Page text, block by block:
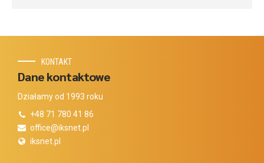
Projektując rozwiązania chmurowe korzystamy zarówno
z dostępnych publicznych chmur jak i wdrażamy rozwiązania
typu „private cloud” w celu zapewnienia maksymalnego
poziomu ochrony przetwarzanych danych.
KONTAKT
Dane kontaktowe
Działamy od 1993 roku
+48 71 780 41 86
office@iksnet.pl
iksnet.pl